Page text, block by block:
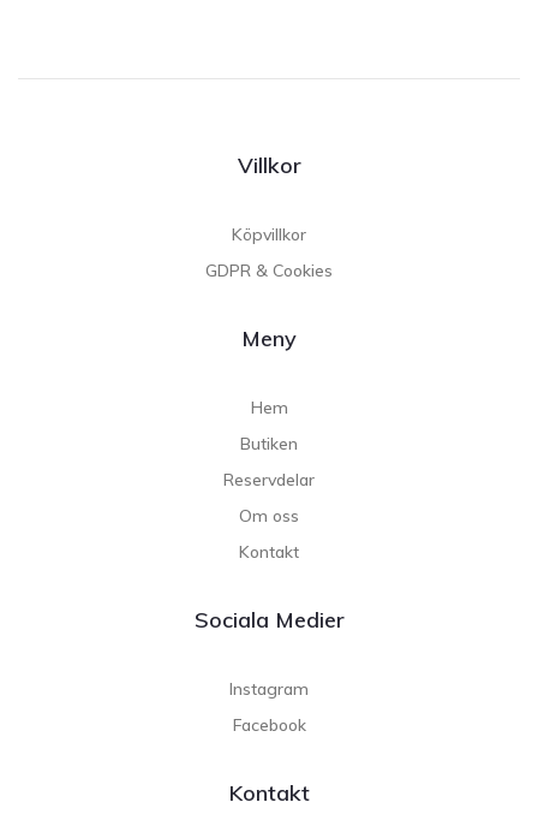
Villkor
Köpvillkor
GDPR & Cookies
Meny
Hem
Butiken
Reservdelar
Om oss
Kontakt
Sociala Medier
Instagram
Facebook
Kontakt